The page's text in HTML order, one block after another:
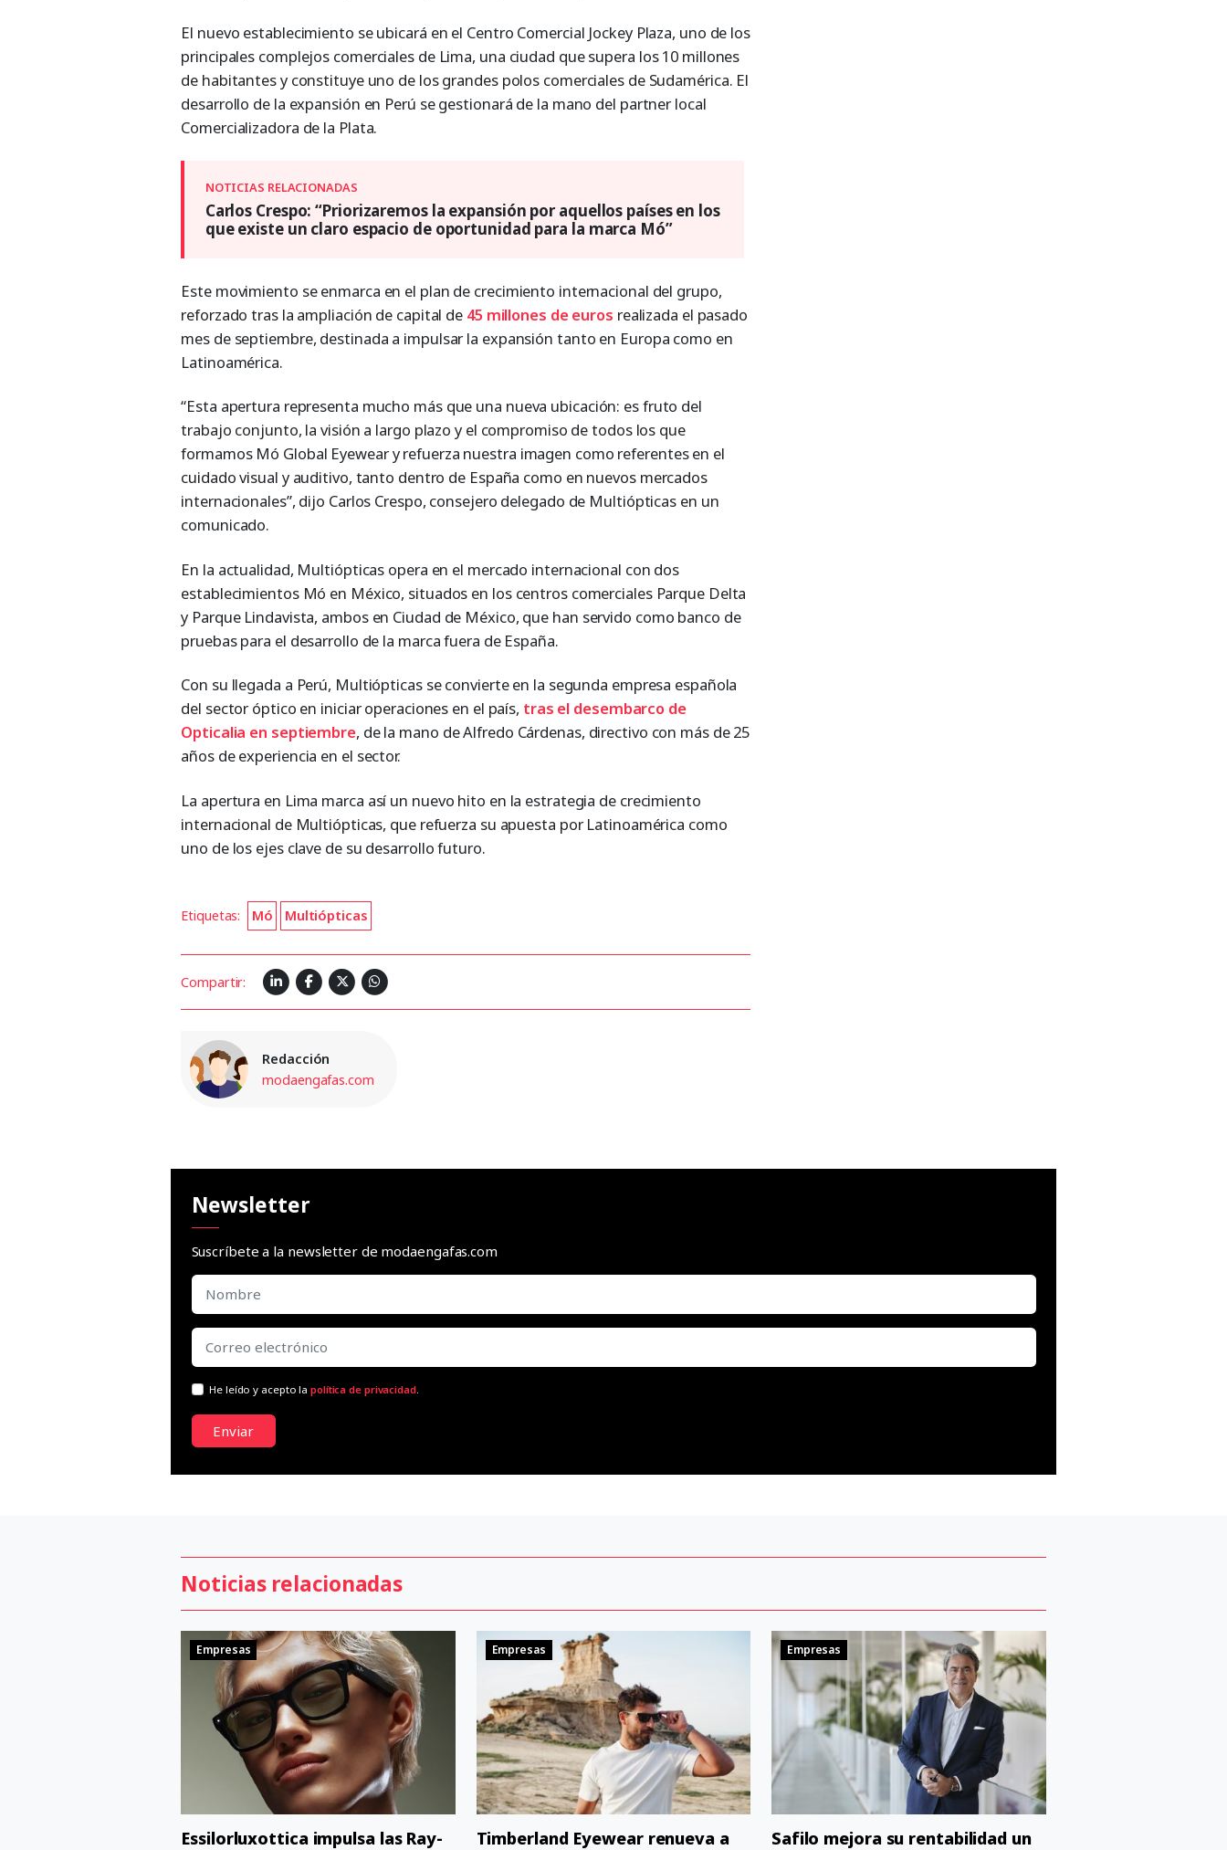
El nuevo establecimiento se ubicará en el Centro Comercial Jockey Plaza, uno de los
principales complejos comerciales de Lima, una ciudad que supera los 10 millones
de habitantes y constituye uno de los grandes polos comerciales de Sudamérica. El
desarrollo de la expansión en Perú se gestionará de la mano del partner local
Comercializadora de la Plata.
Carlos Crespo: “Priorizaremos la expansión por aquellos países en los
que existe un claro espacio de oportunidad para la marca Mó”
Este movimiento se enmarca en el plan de crecimiento internacional del grupo,
reforzado tras la ampliación de capital de 45 millones de euros realizada el pasado
mes de septiembre, destinada a impulsar la expansión tanto en Europa como en
Latinoamérica.
“Esta apertura representa mucho más que una nueva ubicación: es fruto del
trabajo conjunto, la visión a largo plazo y el compromiso de todos los que
formamos Mó Global Eyewear y refuerza nuestra imagen como referentes en el
cuidado visual y auditivo, tanto dentro de España como en nuevos mercados
internacionales”, dijo Carlos Crespo, consejero delegado de Multiópticas en un
comunicado.
En la actualidad, Multiópticas opera en el mercado internacional con dos
establecimientos Mó en México, situados en los centros comerciales Parque Delta
y Parque Lindavista, ambos en Ciudad de México, que han servido como banco de
pruebas para el desarrollo de la marca fuera de España.
Con su llegada a Perú, Multiópticas se convierte en la segunda empresa española
del sector óptico en iniciar operaciones en el país, tras el desembarco de
Opticalia en septiembre, de la mano de Alfredo Cárdenas, directivo con más de 25
años de experiencia en el sector.
La apertura en Lima marca así un nuevo hito en la estrategia de crecimiento
internacional de Multiópticas, que refuerza su apuesta por Latinoamérica como
uno de los ejes clave de su desarrollo futuro.
Etiquetas: Mó Multiópticas
Compartir:
Redacción
modaengafas.com
Newsletter
Suscríbete a la newsletter de modaengafas.com
He leído y acepto lapolítica de privacidad.
Enviar
Noticias relacionadas
Empresas
Essilorluxottica impulsa las Ray-
Empresas
Timberland Eyewear renueva a
Empresas
Safilo mejora su rentabilidad un